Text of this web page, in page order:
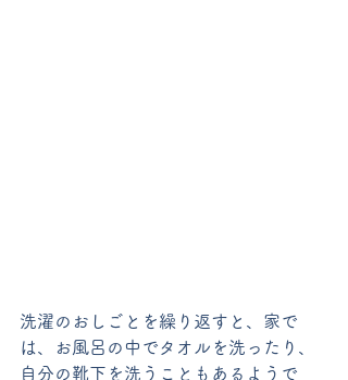
洗濯のおしごとを繰り返すと、家で
は、お風呂の中でタオルを洗ったり、
自分の靴下を洗うこともあるようで